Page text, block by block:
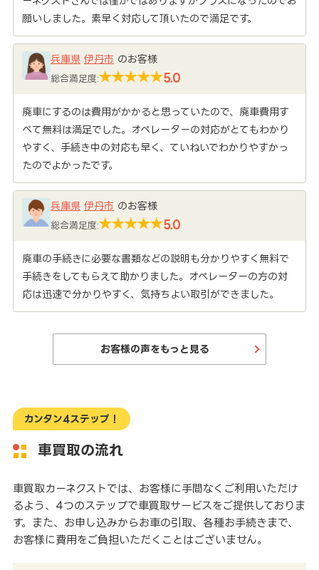
願いしました。素早く対応して頂いたので満足です。
兵庫県 伊丹市 のお客様
総合満足度: 5.0
廃車にするのは費用がかかると思っていたので、廃車費用す
べて無料は満足でした。オペレーターの対応がとてもわかり
やすく、手続き中の対応も早く、ていねいでわかりやすかっ
たのでよかったです。
兵庫県 伊丹市 のお客様
総合満足度: 5.0
廃車の手続きに必要な書類などの説明も分かりやすく無料で
手続きをしてもらえて助かりました。オペレーターの方の対
応は迅速で分かりやすく、気持ちよい取引ができました。
お客様の声をもっと見る
カンタン4ステップ！
車買取の流れ
車買取カーネクストでは、お客様に手間なくご利用いただけ
るよう、4つのステップで車買取サービスをご提供しておりま
す。また、お申し込みからお車の引取、各種お手続きまで、
お客様に費用をご負担いただくことはございません。